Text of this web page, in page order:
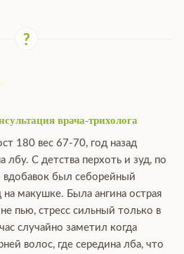
врача-трихолога
180 вес 67-70, год назад
лбу. С детства перхоть и зуд, по
был себорейный
макушке. Была ангина острая
пью, стресс сильный только в
случайно заметил когда
волос, где середина лба, что